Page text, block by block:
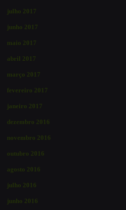
julho 2017
junho 2017
maio 2017
abril 2017
março 2017
fevereiro 2017
janeiro 2017
dezembro 2016
novembro 2016
outubro 2016
agosto 2016
julho 2016
junho 2016